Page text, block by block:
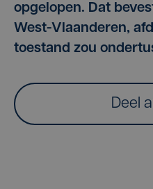
opgelopen. Dat
West-Vlaanderen,
toestand zou
Deel